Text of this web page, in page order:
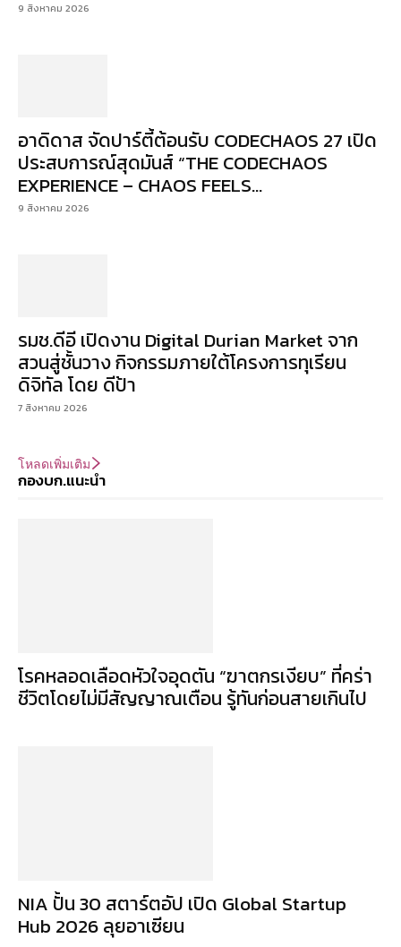
9 สิงหาคม 2026
อาดิดาส จัดปาร์ตี้ต้อนรับ CODECHAOS 27 เปิด
ประสบการณ์สุดมันส์ “THE CODECHAOS
EXPERIENCE – CHAOS FEELS...
9 สิงหาคม 2026
รมช.ดีอี เปิดงาน Digital Durian Market จาก
สวนสู่ชั้นวาง กิจกรรมภายใต้โครงการทุเรียน
ดิจิทัล โดย ดีป้า
7 สิงหาคม 2026
โหลดเพิ่มเติม
กองบก.แนะนำ
โรคหลอดเลือดหัวใจอุดตัน “ฆาตกรเงียบ” ที่คร่า
ชีวิตโดยไม่มีสัญญาณเตือน รู้ทันก่อนสายเกินไป
NIA ปั้น 30 สตาร์ตอัป เปิด Global Startup
Hub 2026 ลุยอาเซียน